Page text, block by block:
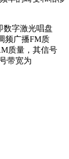
数字激光唱盘
频广播FM质
质量，其信号
带宽为